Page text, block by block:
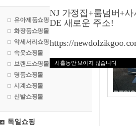
NJ 가정집+룸넘버+사
DE 새로운 주소!
https://
사흘동안 보이지 않습니다
유아제품쇼핑몰
화장품쇼핑몰
악세서리쇼핑몰
속옷쇼핑몰
브랜드쇼핑몰
명품쇼핑몰
시계쇼핑몰
신발쇼핑몰
독일쇼핑